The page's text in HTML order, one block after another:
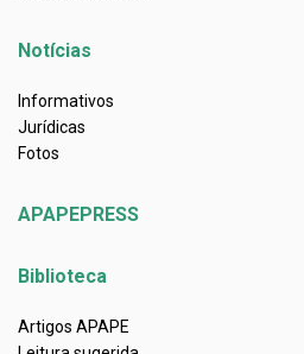
Notícias
Informativos
Jurídicas
Fotos
APAPEPRESS
Biblioteca
Artigos APAPE